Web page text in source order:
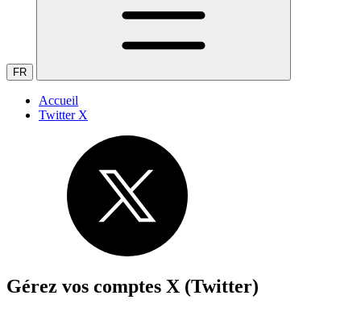
FR
Accueil
Twitter X
Gérez vos comptes X (Twitter)